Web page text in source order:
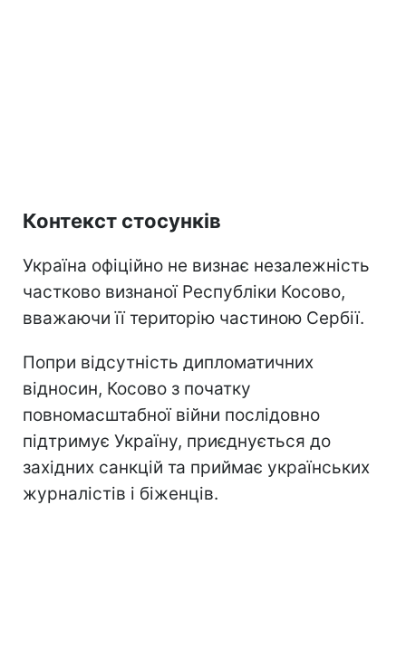
Контекст стосунків
Україна офіційно не визнає незалежність
частково визнаної Республіки Косово,
вважаючи її територію частиною Сербії.
Попри відсутність дипломатичних
відносин, Косово з початку
повномасштабної війни послідовно
підтримує Україну, приєднується до
західних санкцій та приймає українських
журналістів і біженців.